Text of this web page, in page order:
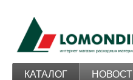
КАТАЛОГ